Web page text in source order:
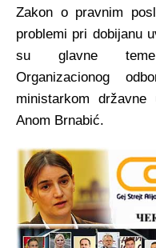
Zakon o pravnim
problemi pri dobijanu
su glavne teme
Organizacionog
ministarkom
Anom Brnabić.